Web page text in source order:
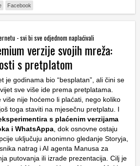
Facebook
- svi bi sve odjednom naplaćivali
verzije svojih mreža:
s pretplatom
je godinama bio “besplatan”, ali čini se
sve više ide prema pretplatama.
više nije hoćemo li plaćati, nego koliko
toga staviti na mjesečnu pretplatu. I
s plaćenim verzijama
i WhatsAppa , dok osnovne ostaju
uključuju anonimno gledanje Storyja,
natrag i AI agenta Manusa za
putovanja ili izrade prezentacija. Cilj je